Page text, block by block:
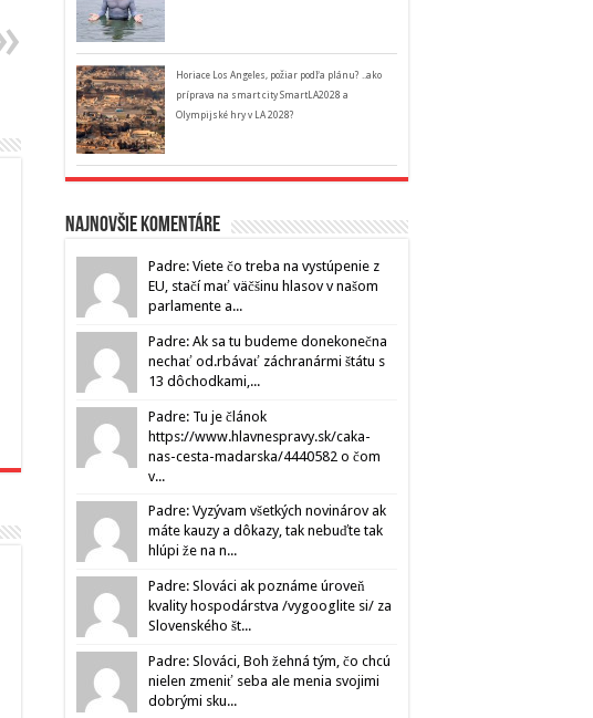
Horiace Los Angeles, požiar podľa plánu? ..ako
príprava na smart city SmartLA2028 a
Olympijské hry v LA 2028?
Najnovšie komentáre
Padre: Viete čo treba na vystúpenie z
EU, stačí mať väčšinu hlasov v našom
parlamente a...
Padre: Ak sa tu budeme donekonečna
nechať od.rbávať záchranármi štátu s
13 dôchodkami,...
Padre: Tu je článok
https://www.hlavnespravy.sk/caka-
nas-cesta-madarska/4440582 o čom
v...
Padre: Vyzývam všetkých novinárov ak
máte kauzy a dôkazy, tak nebuďte tak
hlúpi že na n...
Padre: Slováci ak poznáme úroveň
kvality hospodárstva /vygooglite si/ za
Slovenského št...
Padre: Slováci, Boh žehná tým, čo chcú
nielen zmeniť seba ale menia svojimi
dobrými sku...